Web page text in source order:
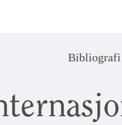
Bibliografi